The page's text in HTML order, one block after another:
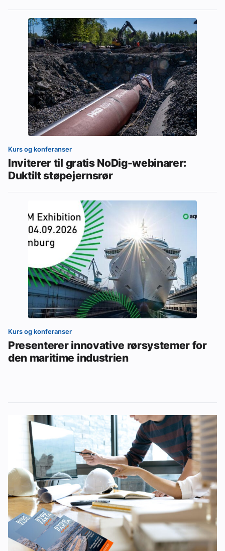
Kurs og konferanser
Inviterer til gratis NoDig-webinarer:
Duktilt støpejernsrør
Kurs og konferanser
Presenterer innovative rørsystemer for
den maritime industrien